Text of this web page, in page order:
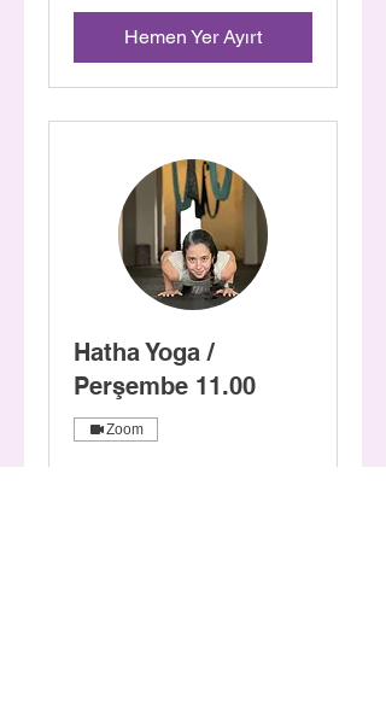
Hemen Yer Ayırt
Hatha Yoga /
Perşembe 11.00
Zoom